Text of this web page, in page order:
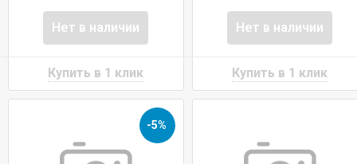
Нет в наличии Нет в наличии
-5%